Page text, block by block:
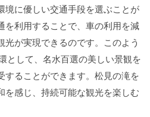
境に優しい交通手段を選ぶことが
を利用することで、車の利用を減
光が実現できるのです。このよう
として、名水百選の美しい景観を
することができます。松見の滝を
を感じ、持続可能な観光を楽しむ